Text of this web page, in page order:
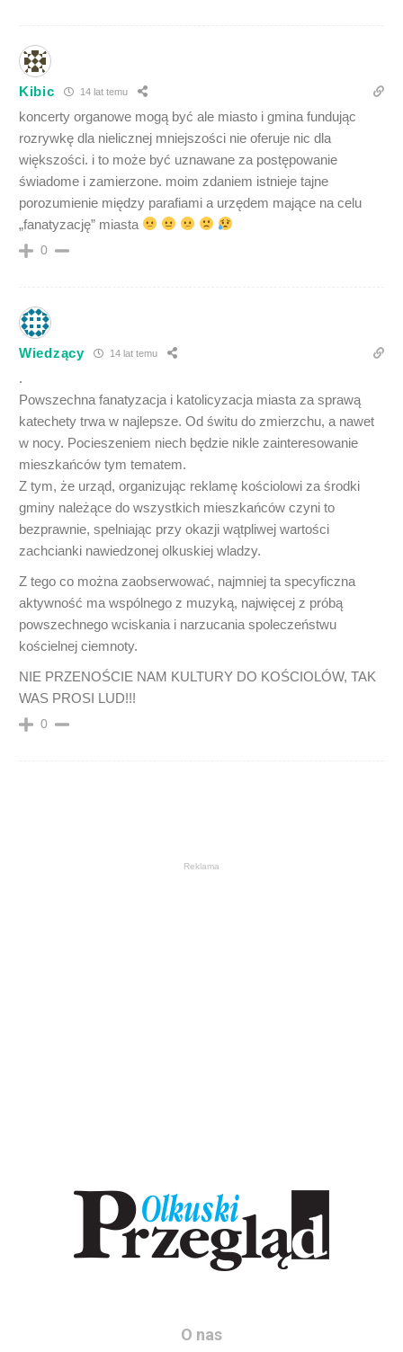
Kibic 14 lat temu
koncerty organowe mogą być ale miasto i gmina fundując
rozrywkę dla nielicznej mniejszości nie oferuje nic dla
większości. i to może być uznawane za postępowanie
świadome i zamierzone. moim zdaniem istnieje tajne
porozumienie między parafiami a urzędem mające na celu
„fanatyzację” miasta
0
Wiedzący 14 lat temu
.
Powszechna fanatyzacja i katolicyzacja miasta za sprawą
katechety trwa w najlepsze. Od świtu do zmierzchu, a nawet
w nocy. Pocieszeniem niech będzie nikle zainteresowanie
mieszkańców tym tematem.
Z tym, że urząd, organizując reklamę kościolowi za środki
gminy należące do wszystkich mieszkańców czyni to
bezprawnie, spelniając przy okazji wątpliwej wartości
zachcianki nawiedzonej olkuskiej wladzy.
Z tego co można zaobserwować, najmniej ta specyficzna
aktywność ma wspólnego z muzyką, najwięcej z próbą
powszechnego wciskania i narzucania spoleczeństwu
kościelnej ciemnoty.
NIE PRZENOŚCIE NAM KULTURY DO KOŚCIOLÓW, TAK
WAS PROSI LUD!!!
0
Reklama
O nas